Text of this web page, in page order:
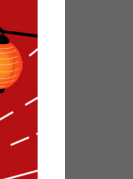
新聞紙などを
な質感とシン
テイストのお